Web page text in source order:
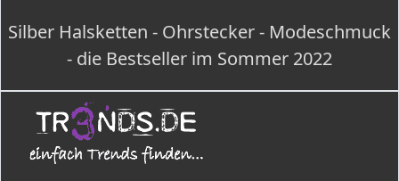
Silber Halsketten - Ohrstecker - Modeschmuck
- die Bestseller im Sommer 2022